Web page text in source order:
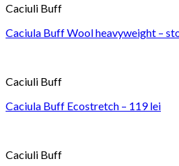
Caciuli Buff
Caciula Buff Wool heavyweight –
Caciuli Buff
Caciula Buff Ecostretch – 119 lei
Caciuli Buff